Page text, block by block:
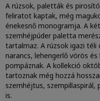
A rúzsok, paletták és
feliratot kaptak, még
énekesnő monogramja. A
szemhéjpúder paletta
tartalmaz. A rúzsok igazi téli
narancs, lehengerlő vörös
pompáznak. A kollekció
tartoznak még hozzá
szemhéjtus,
is.